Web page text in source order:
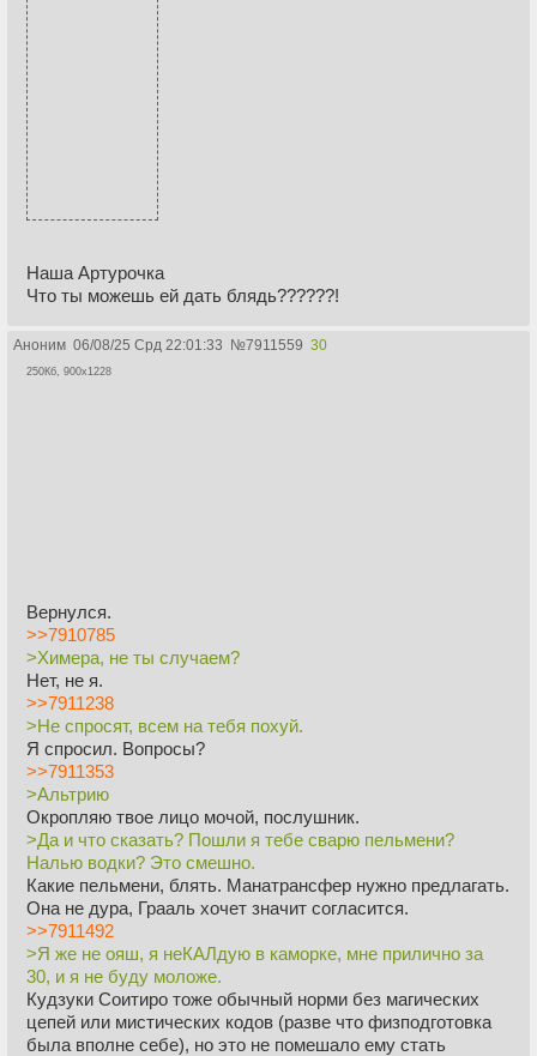
Наша Артурочка
Что ты можешь ей дать блядь??????!
Аноним 06/08/25 Срд 22:01:33 №7911559 30
250Кб, 900x1228
Вернулся.
>>7910785
>Химера, не ты случаем?
Нет, не я.
>>7911238
>Не спросят, всем на тебя похуй.
Я спросил. Вопросы?
>>7911353
>Альтрию
Окропляю твое лицо мочой, послушник.
>Да и что сказать? Пошли я тебе сварю пельмени?
Налью водки? Это смешно.
Какие пельмени, блять. Манатрансфер нужно предлагать.
Она не дура, Грааль хочет значит согласится.
>>7911492
>Я же не ояш, я неКАЛдую в каморке, мне прилично за
30, и я не буду моложе.
Кудзуки Соитиро тоже обычный норми без магических
цепей или мистических кодов (разве что физподготовка
была вполне себе), но это не помешало ему стать